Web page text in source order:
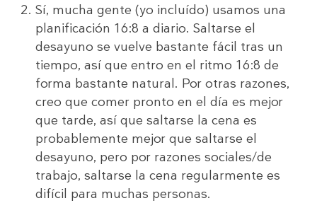
Sí, mucha gente (yo incluído) usamos una
planificación 16:8 a diario. Saltarse el
desayuno se vuelve bastante fácil tras un
tiempo, así que entro en el ritmo 16:8 de
forma bastante natural. Por otras razones,
creo que comer pronto en el día es mejor
que tarde, así que saltarse la cena es
probablemente mejor que saltarse el
desayuno, pero por razones sociales/de
trabajo, saltarse la cena regularmente es
difícil para muchas personas.